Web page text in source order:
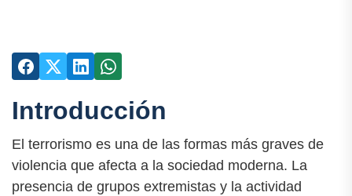
Introducción
El terrorismo es una de las formas más graves de
violencia que afecta a la sociedad moderna. La
presencia de grupos extremistas y la actividad